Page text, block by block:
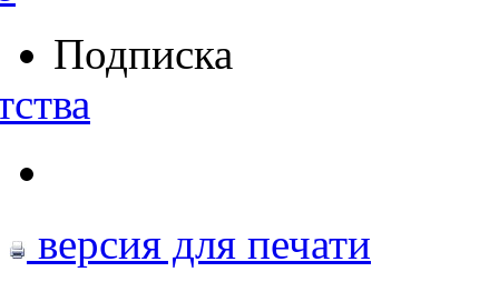
Подписка
версия для печати